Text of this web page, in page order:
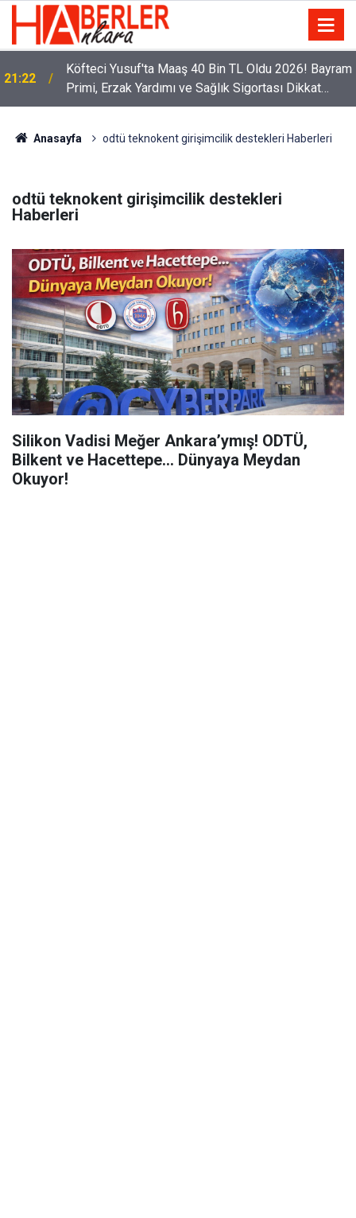
21:22
Köfteci Yusuf'ta Maaş 40 Bin TL Oldu 2026! Bayram
Primi, Erzak Yardımı ve Sağlık Sigortası Dikkat
Çekti
Anasayfa odtü teknokent girişimcilik destekleri Haberleri
odtü teknokent girişimcilik destekleri
Haberleri
Silikon Vadisi Meğer Ankara’ymış! ODTÜ,
Bilkent ve Hacettepe... Dünyaya Meydan
Okuyor!